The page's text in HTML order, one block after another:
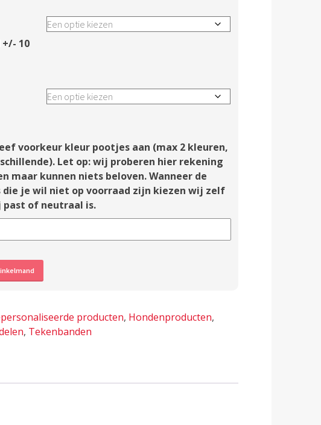
10
voorkeur kleur pootjes aan (max 2 kleuren,
Let op: wij proberen hier rekening
maar kunnen niets beloven. Wanneer de
je wil niet op voorraad zijn kiezen wij zelf
of neutraal is.
producten, Hondenproducten,
, Tekenbanden